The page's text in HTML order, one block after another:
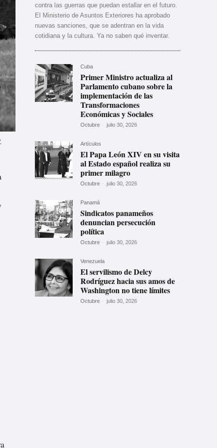
contra las guerras que puedan estallar en el futuro.
El Ministerio de Asuntos Exteriores ha aprobado
nuevas sanciones, que se adentran en la vida
cotidiana y la cultura. Ya no saben qué inventar.
Cuba
Primer Ministro actualiza al
Parlamento cubano sobre la
implementación de las
Transformaciones
Económicas y Sociales
Octubre - julio 30, 2026
Artículos
El Papa León XIV en su visita
al Estado español realiza su
primer milagro
Octubre - julio 30, 2026
Panamá
Sindicatos panameños
denuncian persecución
política
Octubre - julio 30, 2026
Venezuela
El servilismo de Delcy
Rodríguez hacia sus amos de
Washington no tiene límites
Octubre - julio 30, 2026